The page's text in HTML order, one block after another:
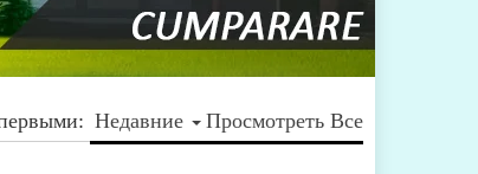
Просмотреть Все
Недавние